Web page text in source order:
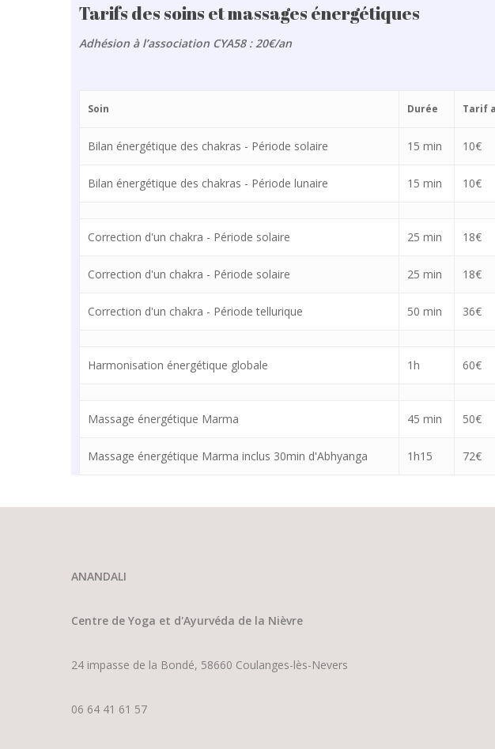
Tarifs des soins et massages énergétiques
Adhésion à l’association CYA58 : 20€/an
Soin Durée Tarif
Bilan énergétique des chakras - Période solaire 15 min 10€
Bilan énergétique des chakras - Période lunaire 15 min 10€
Correction d'un chakra - Période solaire 25 min 18€
Correction d'un chakra - Période solaire 25 min 18€
Correction d'un chakra - Période tellurique 50 min 36€
Harmonisation énergétique globale 1h 60€
Massage énergétique Marma 45 min 50€
Massage énergétique Marma inclus 30min d'Abhyanga 1h15 72€
ANANDALI
Centre de Yoga et d'Ayurvéda de la Nièvre
24 impasse de la Bondé, 58660 Coulanges-lès-Nevers
06 64 41 61 57